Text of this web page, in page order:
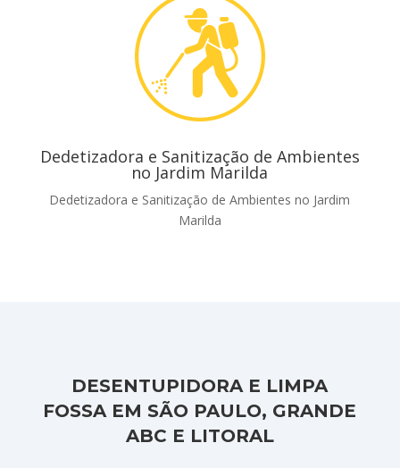
Dedetizadora e Sanitização de Ambientes
no Jardim Marilda
Dedetizadora e Sanitização de Ambientes no Jardim
Marilda
DESENTUPIDORA E LIMPA
FOSSA EM SÃO PAULO, GRANDE
ABC E LITORAL